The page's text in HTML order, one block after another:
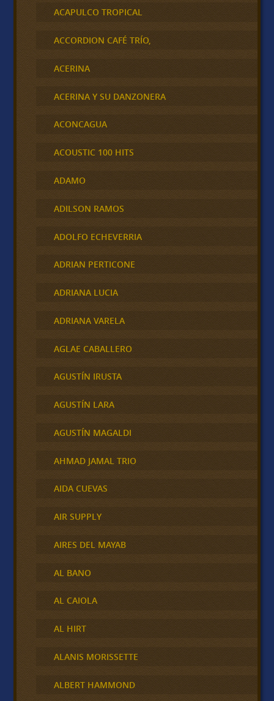
ACAPULCO TROPICAL
ACCORDION CAFÉ TRÍO,
ACERINA
ACERINA Y SU DANZONERA
ACONCAGUA
ACOUSTIC 100 HITS
ADAMO
ADILSON RAMOS
ADOLFO ECHEVERRIA
ADRIAN PERTICONE
ADRIANA LUCIA
ADRIANA VARELA
AGLAE CABALLERO
AGUSTÍN IRUSTA
AGUSTÍN LARA
AGUSTÍN MAGALDI
AHMAD JAMAL TRIO
AIDA CUEVAS
AIR SUPPLY
AIRES DEL MAYAB
AL BANO
AL CAIOLA
AL HIRT
ALANIS MORISSETTE
ALBERT HAMMOND